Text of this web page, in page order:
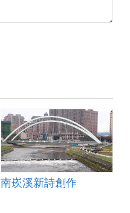
南崁溪新詩創作